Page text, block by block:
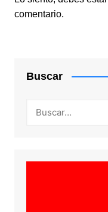
comentario.
Buscar